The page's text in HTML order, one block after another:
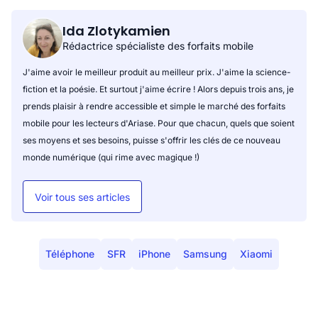
Ida Zlotykamien
Rédactrice spécialiste des forfaits mobile
J'aime avoir le meilleur produit au meilleur prix. J'aime la science-
fiction et la poésie. Et surtout j'aime écrire ! Alors depuis trois ans, je
prends plaisir à rendre accessible et simple le marché des forfaits
mobile pour les lecteurs d'Ariase. Pour que chacun, quels que soient
ses moyens et ses besoins, puisse s'offrir les clés de ce nouveau
monde numérique (qui rime avec magique !)
Voir tous ses articles
Téléphone SFR iPhone Samsung Xiaomi